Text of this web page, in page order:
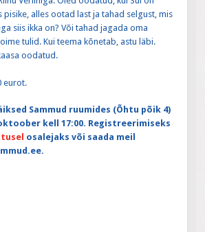
pisike, alles ootad last ja tahad selgust, mis
siis ikka on? Või tahad jagada oma
tulid. Kui teema kõnetab, astu läbi.
oodatud.
eurot.
Sammud ruumides (Õhtu põik 4)
kell 17:00. Registreerimiseks
osalejaks või saada meil